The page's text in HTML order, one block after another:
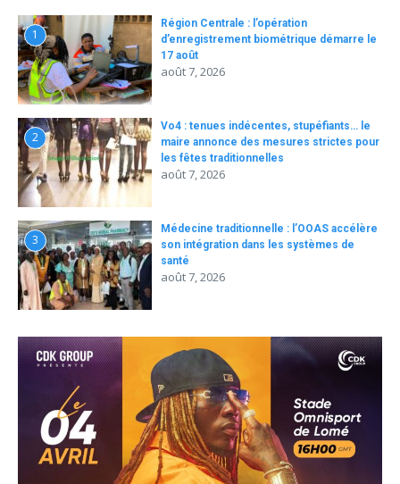
1
Région Centrale : l’opération
d’enregistrement biométrique démarre le
17 août
août 7, 2026
2
Vo4 : tenues indécentes, stupéfiants… le
maire annonce des mesures strictes pour
les fêtes traditionnelles
août 7, 2026
3
Médecine traditionnelle : l’OOAS accélère
son intégration dans les systèmes de
santé
août 7, 2026